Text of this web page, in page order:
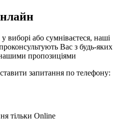
виборі або сумніваєтеся, наші
Вас з будь-яких
пропозиціями
запитання по телефону:
тільки Online